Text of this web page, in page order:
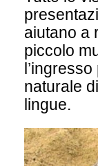
aiutano a
piccolo
naturale
lingue.